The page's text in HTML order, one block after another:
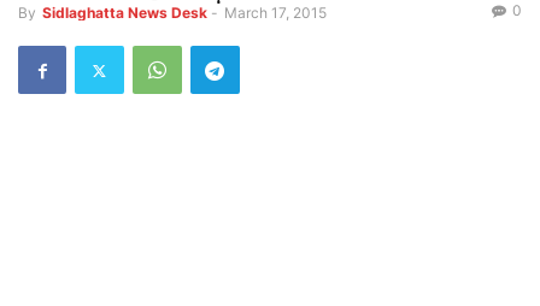
By Sidlaghatta News Desk - March 17, 2015 0